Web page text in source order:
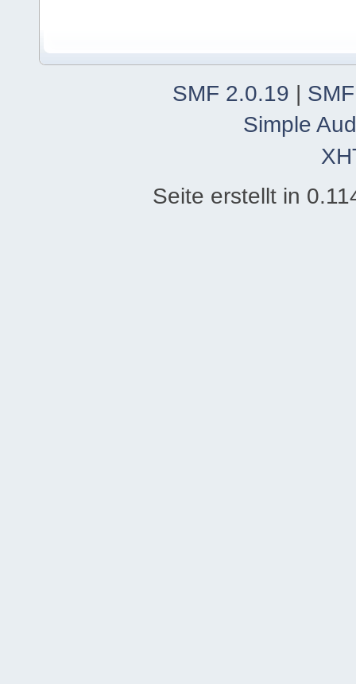
SMF 2.0.19 |
Simple
Seite erstellt in